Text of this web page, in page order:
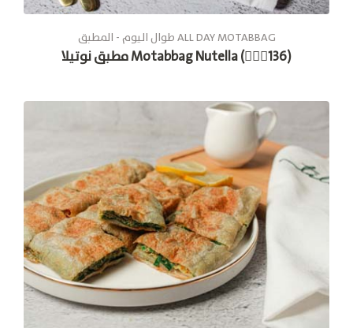
طوال الیوم - المطبق ALL DAY MOTABBAG
مطبق نوتيلا Motabbag Nutella (🚶🏽‍♂136)